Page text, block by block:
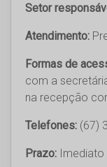
Setor
Atendimento:
Formas de
com a
na recepção
Telefones: (67)
Prazo: Imediato